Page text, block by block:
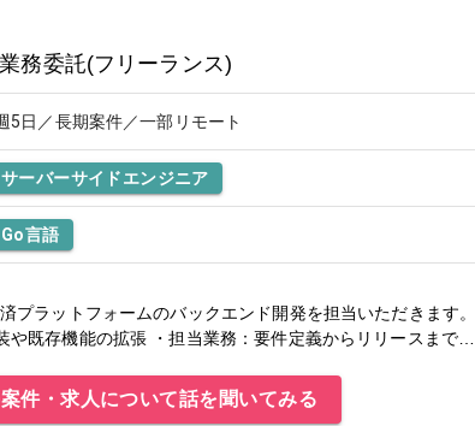
業務委託(フリーランス)
5日／長期案件／一部リモート
サーバーサイドエンジニア
Go言語
プラットフォームのバックエンド開発を担当いただきます。
や既存機能の拡張 ・担当業務：要件定義からリリースまでの
件・求人について話を聞いてみる